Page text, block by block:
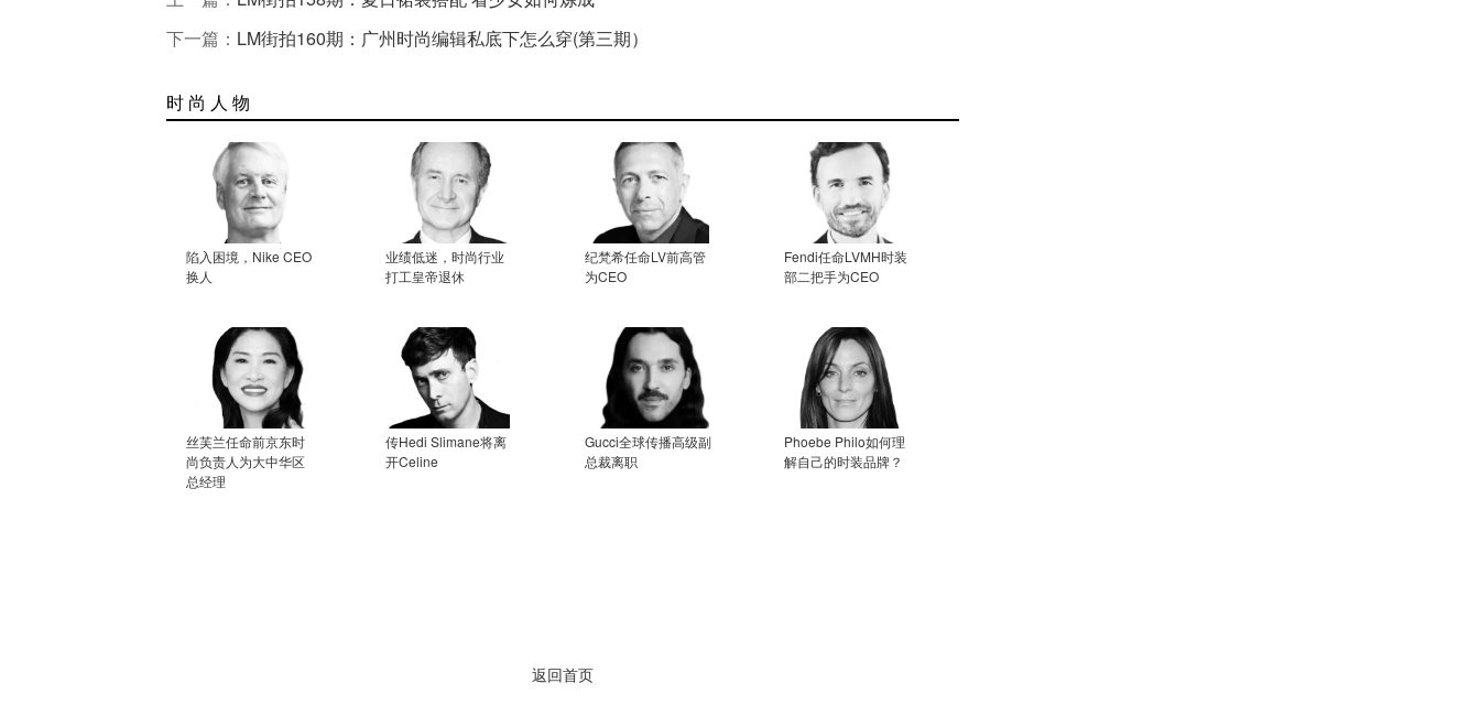
下一篇： LM街拍160期：广州时尚编辑私底下怎么穿(第三期）
时 尚 人 物
陷入困境，Nike CEO
换人
业绩低迷，时尚行业
打工皇帝退休
纪梵希任命LV前高管
为CEO
Fendi任命LVMH时装
部二把手为CEO
丝芙兰任命前京东时
尚负责人为大中华区
总经理
传Hedi Slimane将离
开Celine
Gucci全球传播高级副
总裁离职
Phoebe Philo如何理
解自己的时装品牌？
返回首页